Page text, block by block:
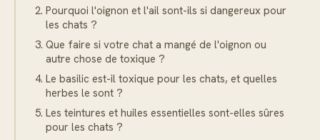
Pourquoi l'oignon et l'ail sont-ils si dangereux pour
les chats ?
Que faire si votre chat a mangé de l'oignon ou
autre chose de toxique ?
Le basilic est-il toxique pour les chats, et quelles
herbes le sont ?
Les teintures et huiles essentielles sont-elles sûres
pour les chats ?